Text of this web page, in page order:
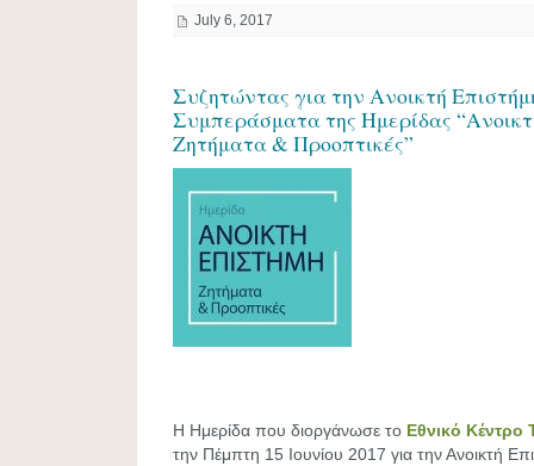
July 6, 2017
Συζητώντας για την Ανοικτή
Συμπεράσματα της Ημερίδας
Ζητήματα & Προοπτικές”
Η Ημερίδα που διοργάνωσε το Εθνικό
την Πέμπτη 15 Ιουνίου 2017 για την Ανοικτή